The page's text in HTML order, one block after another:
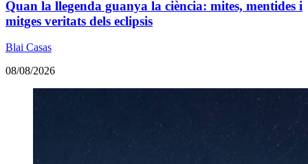
Quan la llegenda guanya la ciència: mites, mentides i
mitges veritats dels eclipsis
Blai Casas
08/08/2026